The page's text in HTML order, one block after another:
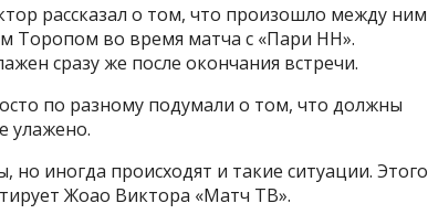
рассказал о том, что произошло между ним
Торопом во время матча с «Пари НН».
сразу же после окончания встречи.
по разному подумали о том, что должны
улажено.
иногда происходят и такие ситуации. Этого
Жоао Виктора «Матч ТВ».